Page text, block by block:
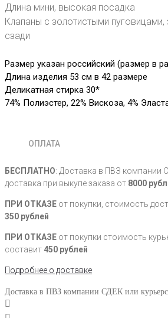
Длина мини, высокая посадка
Клапаны с золотистыми
сзади
Размер указан российский (размер в
Длина изделия 53 см в 42 размере
Деликатная стирка 30*
74% Полиэстер, 22% Вискоза, 4%
ОПЛАТА
БЕСПЛАТНО: Доставка в ПВЗ компании
доставка при выкупе заказа от 8000
ПРИ ОТКАЗЕ от покупки, стоимость
350 рублей
ПРИ ОТКАЗЕ от покупки стоимость
составит 450 рублей
Подробнее о доставке
Доставка в ПВЗ компании СДЕК или